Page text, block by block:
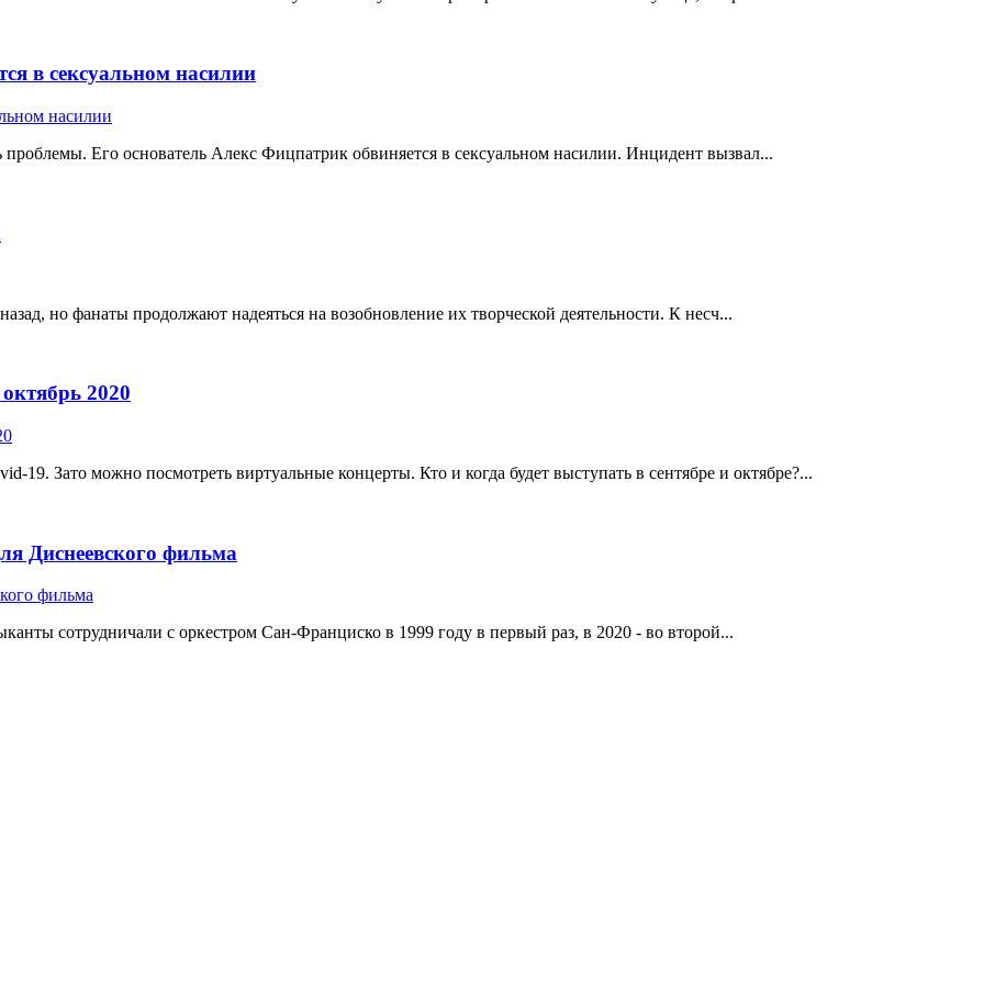
в сексуальном насилии
Его основатель Алекс Фицпатрик обвиняется в сексуальном насилии. Инцидент вызвал...
но фанаты продолжают надеяться на возобновление их творческой деятельности. К несч...
2020
Зато можно посмотреть виртуальные концерты. Кто и когда будет выступать в сентябре и октябре?...
Диснеевского фильма
сотрудничали с оркестром Сан-Франциско в 1999 году в первый раз, в 2020 - во второй...